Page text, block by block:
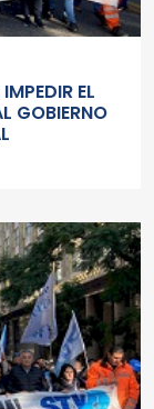
EL
GOBIERNO